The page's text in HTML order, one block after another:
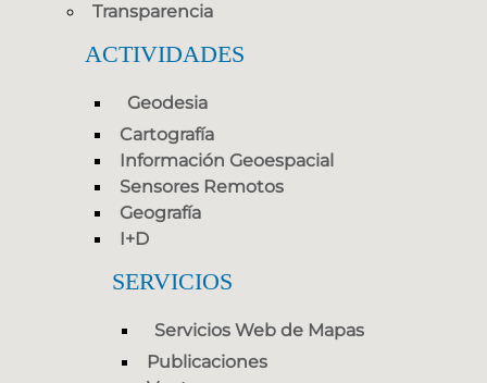
Transparencia
ACTIVIDADES
Geodesia
Cartografía
Información Geoespacial
Sensores Remotos
Geografía
I+D
SERVICIOS
Servicios Web de Mapas
Publicaciones